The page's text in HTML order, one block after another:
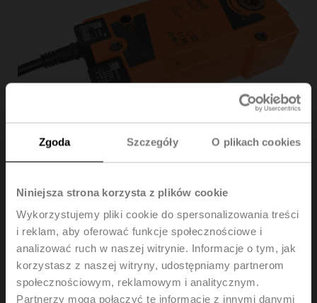
Zgoda Szczegóły O plikach cookies
Niniejsza strona korzysta z plików cookie
Wykorzystujemy pliki cookie do spersonalizowania treści
i reklam, aby oferować funkcje społecznościowe i
analizować ruch w naszej witrynie. Informacje o tym, jak
korzystasz z naszej witryny, udostępniamy partnerom
społecznościowym, reklamowym i analitycznym.
Partnerzy mogą połączyć te informacje z innymi danymi
BEE230
Siłownik do klap wentylacji pożarowej, 25 Nm,
AC 230 V, Zamknij/Otwórz, 60 s, 2x SPDT, Połączenie
kształtowe 12x12 mm, IP54, Kabel